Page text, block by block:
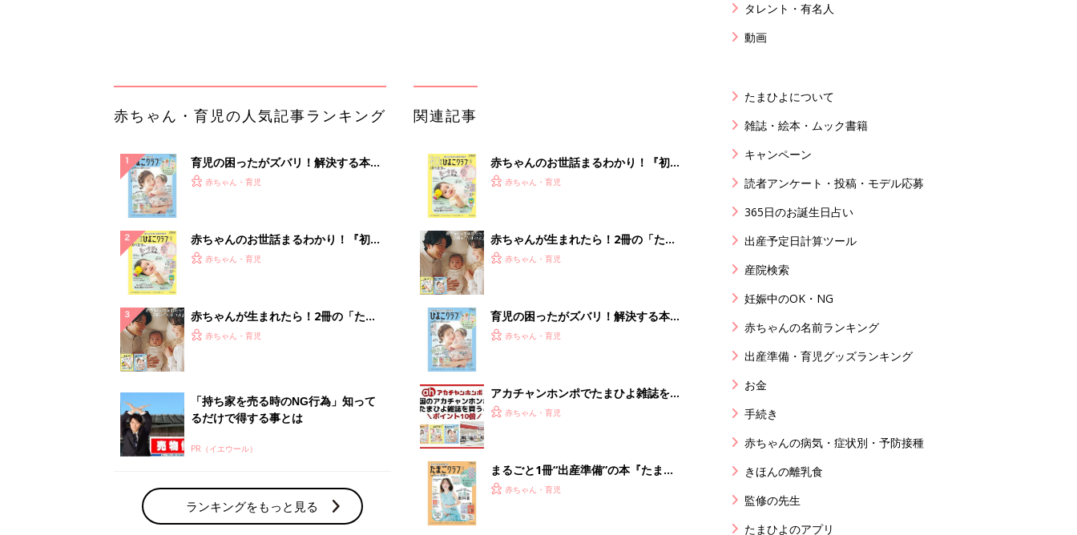
るだけで得する事とは
PR（イエウール）
ランキングをもっと見る
夫婦で予習する 出産の教科書
るだけで得する事とは
PR（イエウール）
赤ちゃん・育児の人気テーマ
育児日記・マンガ
離乳食はいつから？進め方は？「たまひよ きほんの離
タレント・有名人
動画
たまひよについて
雑誌・絵本・ムック書籍
キャンペーン
読者アンケート・投稿・モデル応募
365日のお誕生日占い
出産予定日計算ツール
産院検索
妊娠中のOK・NG
赤ちゃんの名前ランキング
出産準備・育児グッズランキング
お金
手続き
赤ちゃんの病気・症状別・予防接種
きほんの離乳食
監修の先生
たまひよのアプリ